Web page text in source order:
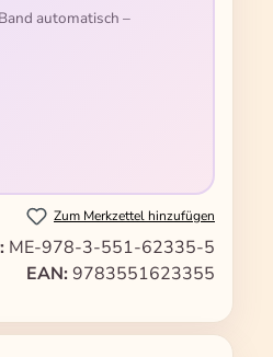
automatisch –
Zum Merkzettel hinzufügen
ME-978-3-551-62335-5
EAN: 9783551623355